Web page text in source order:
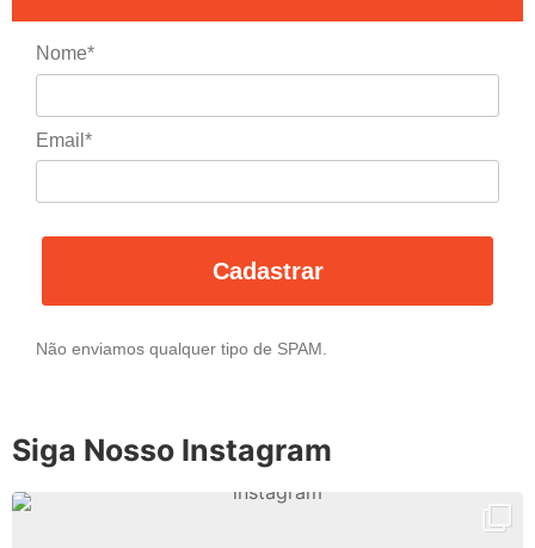
Nome*
Email*
Cadastrar
Não enviamos qualquer tipo de SPAM.
Siga Nosso Instagram